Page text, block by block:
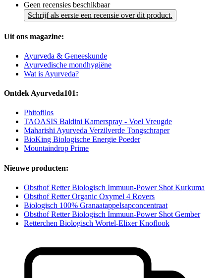
Geen recensies beschikbaar
Schrijf als eerste een recensie over dit product.
Uit ons magazine:
Ayurveda & Geneeskunde
Ayurvedische mondhygiëne
Wat is Ayurveda?
Ontdek Ayurveda101:
Phitofilos
TAOASIS Baldini Kamerspray - Voel Vreugde
Maharishi Ayurveda Verzilverde Tongschraper
BioKing Biologische Energie Poeder
Mountaindrop Prime
Nieuwe producten:
Obsthof Retter Biologisch Immuun-Power Shot Kurkuma
Obsthof Retter Organic Oxymel 4 Rovers
Biologisch 100% Granaatappelsapconcentraat
Obsthof Retter Biologisch Immuun-Power Shot Gember
Retterchen Biologisch Wortel-Elixer Knoflook